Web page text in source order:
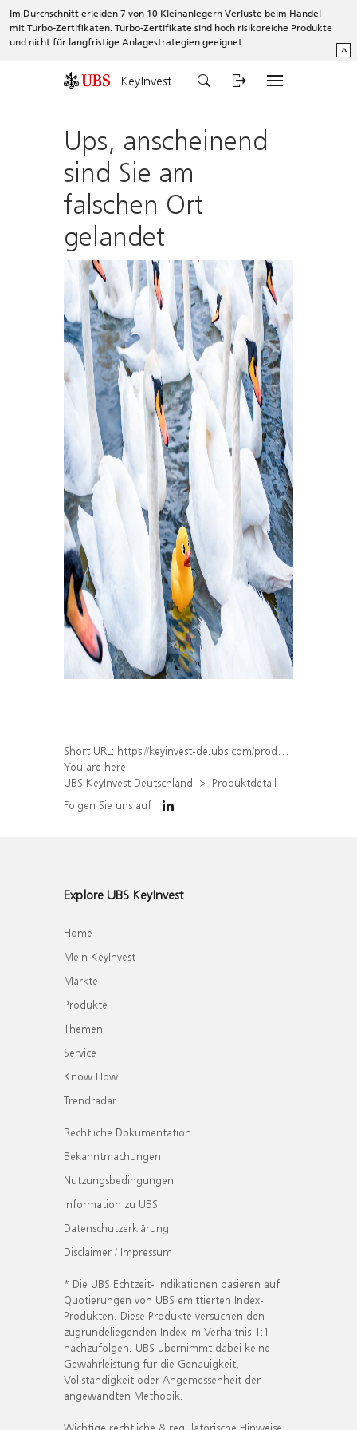
Im Durchschnitt erleiden 7 von 10 Kleinanlegern Verluste beim Handel
mit Turbo-Zertifikaten. Turbo-Zertifikate sind hoch risikoreiche Produkte
und nicht für langfristige Anlagestrategien geeignet.
^
KeyInvest
Ups, anscheinend
sind Sie am
falschen Ort
gelandet
Short URL: https://keyinvest-de.ubs.com/produkt/detail/index/isin/DE000WA758H1
You are here:
UBS KeyInvest Deutschland
Produktdetail
Folgen Sie uns auf
Explore UBS KeyInvest
Home
Mein KeyInvest
Märkte
Produkte
Themen
Service
Know How
Trendradar
Rechtliche Dokumentation
Bekanntmachungen
Nutzungsbedingungen
Information zu UBS
Datenschutzerklärung
Disclaimer / Impressum
* Die UBS Echtzeit- Indikationen basieren auf
Quotierungen von UBS emittierten Index-
Produkten. Diese Produkte versuchen den
zugrundeliegenden Index im Verhältnis 1:1
nachzufolgen. UBS übernimmt dabei keine
Gewährleistung für die Genauigkeit,
Vollständigkeit oder Angemessenheit der
angewandten Methodik.